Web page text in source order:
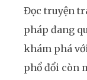
Đọc truyện
pháp đang
khám phá
phổ đổi còn